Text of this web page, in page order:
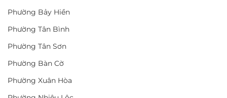
Phường Bảy Hiền
Phường Tân Bình
Phường Tân Sơn
Phường Bàn Cờ
Phường Xuân Hòa